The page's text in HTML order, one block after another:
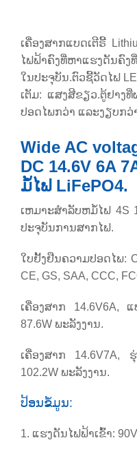
ເຄື່ອງສາກແບດເຕີຣີ້
ໄຟຟ້າຄົງທີ່ຫາແຮງດັນຄົງ
ໃນປະຈຸບັນ.ຕົວຊີ້ວັດໄຟ
ເຕັມ: ແສງສີຂຽວ.ຕູ້ຢາງ
ປອດໄພກວ່າ ແລະງຽບກວ່
Wide AC
DC 14.6V 6A
ມໍ້ໄຟ LiFePO4.
ເຫມາະສໍາລັບຫມໍ້ໄຟ 4S
ປະຈຸບັນການສາກໄຟ.
ໃບຢັ້ງຢືນຄວາມປອດໄພ:
CE, GS, SAA, CCC,
ເຄື່ອງສາກ 14.6V6A,
87.6W ພະລັງງານ.
ເຄື່ອງສາກ 14.6V7A,
102.2W ພະລັງງານ.
ປ້ອນຂໍ້ມູນ:
1. ແຮງດັນໄຟຟ້າເຂົ້າ: